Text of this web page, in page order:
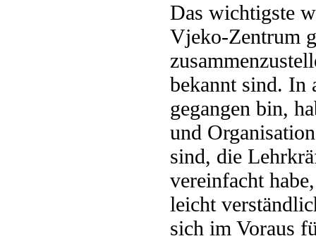
Das wichtigste
Vjeko-Zentrum
bekannt sind. In
gegangen bin,
und
sind, die
vereinfacht
leicht
sich im Voraus